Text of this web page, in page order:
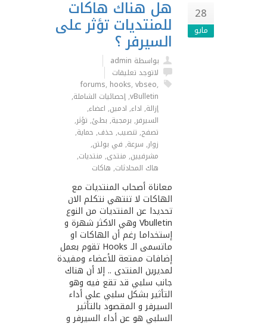
28
مايو
هل هناك هاكات
للمنتديات تؤثر على
السيرفر ؟
بواسطة admin
لاتوجد تعليقات
forums, hooks, vbseo,
vBulletin
,إحصائيات الشاملة,
إزالة, اداء, ادمين, اعضاء,
السيرفر, برمجية, بطئ, تؤثر,
تصفح, تنصيب, حذف, حماية,
زوار, سرعة, في بولتن,
مشرفيين, منتدى, منتديات,
هاك المحادثات, هاكات
معاناة أصحاب المنتديات مع
الهاكات لا تنتهي نتكلم اﻻن
تحديدا عن المنتديات من النوع
Vbulletin وهي اﻻكثر شهرة و
إستخداما رغم أن الهاكات او
ماتسمى الـ Hooks تقوم بعمل
إضافات ممتعة للأعضاء ومفيدة
لمديرين المنتدى .. إلا أن هناك
جانب سلبي قد تقع فيه وهو
التأثير بشكل سلبي علي أداء
السيرفر و المقصود بالتأثير
السلبي هو عن أداء السيرفر و